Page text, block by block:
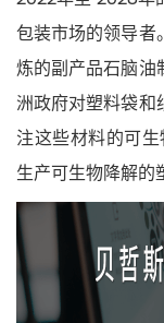
包装市场的领导者
炼的副产品石脑油
洲政府对塑料袋
注这些材料的可
生产可生物降解的